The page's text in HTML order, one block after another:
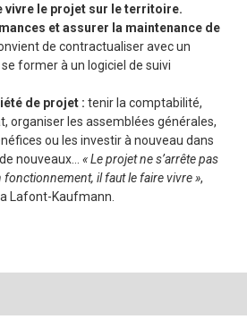
vivre le projet sur le territoire.
et assurer la maintenance de
de contractualiser avec un
former à un logiciel de suivi
de projet : tenir la comptabilité,
organiser les assemblées générales,
ou les investir à nouveau dans
nouveaux… « Le projet ne s’arrête pas
fonctionnement, il faut le faire vivre »,
Lafont-Kaufmann.